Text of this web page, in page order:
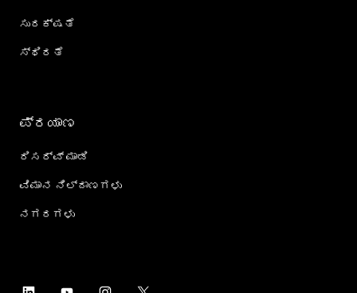
ಸುರಕ್ಷತೆ
ಸ್ಥಿರತೆ
ಪ್ರಯಾಣ
ರಿಸರ್ವ್ ಮಾಡಿ
ವಿಮಾನ ನಿಲ್ದಾಣಗಳು
ನಗರಗಳು